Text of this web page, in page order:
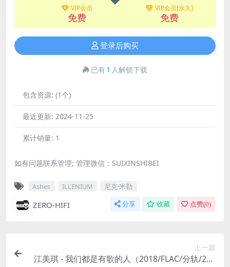
VIP会员
免费
VIP会员[永久]
免费
登录后购买
已有1 人解锁下载
包含资源: (1个)
最近更新: 2024-11-25
累计销量: 1
如有问题联系管理; 管理微信：SUIXINSHIBEI
Ashes ILLENIUM 尼克·米勒
ZERO-HIFI 分享 收藏 点赞(0)
上一篇
江美琪 - 我们都是有歌的人（2018/FLAC/分轨/273